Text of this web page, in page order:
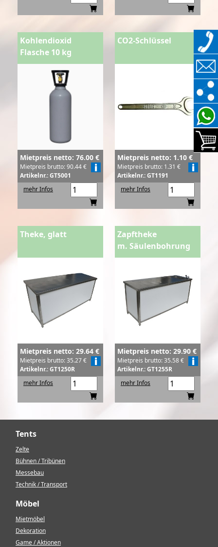
Kohlendioxid
Flasche 10 kg
Mietpreis netto: 76.00 €
Mietpreis brutto: 90.44 €
Artikelnr.: GT5001
mehr Infos
CO2-Schlüssel
Mietpreis netto: 1.10 €
Mietpreis brutto: 1.31 €
Artikelnr.: GT1191
mehr Infos
Theke, glatt
Mietpreis netto: 29.64 €
Mietpreis brutto: 35.27 €
Artikelnr.: GT1250R
mehr Infos
Zapftheke
m. Säulenbohrung
Mietpreis netto: 29.90 €
Mietpreis brutto: 35.58 €
Artikelnr.: GT1255R
mehr Infos
Tents
Zelte
Bühnen / Tribünen
Messebau
Technik / Transport
Möbel
Mietmöbel
Dekoration
Game / Aktionen